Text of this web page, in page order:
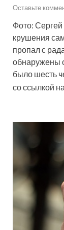
Оставьте
Фото:
крушения
пропал с
обнаружены
было шесть
со ссылкой